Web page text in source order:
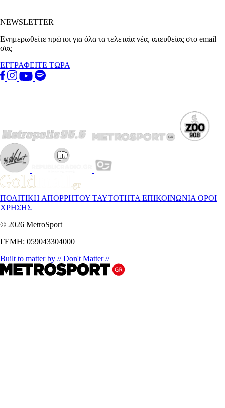
NEWSLETTER
Ενημερωθείτε πρώτοι για όλα τα τελεταία νέα, απευθείας στο email
σας
ΕΓΓΡΑΦΕΙΤΕ ΤΩΡΑ
ΠΟΛΙΤΙΚΗ ΑΠΟΡΡΗΤΟΥ ΤΑΥΤΟΤΗΤΑ ΕΠΙΚΟΙΝΩΝΙΑ ΟΡΟΙ
ΧΡΗΣΗΣ
© 2026 MetroSport
ΓΕΜΗ: 059043304000
Built to matter by // Don't Matter //